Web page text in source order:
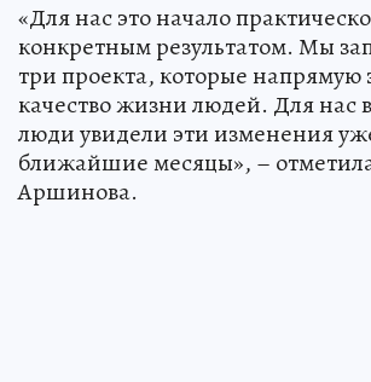
«Для нас это начало
конкретным результатом. Мы
три проекта, которые напрямую
качество жизни людей. Для нас
люди увидели эти изменения
ближайшие месяцы», –
Аршинова.